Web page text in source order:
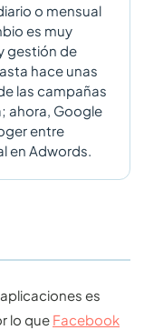
o mensual
es muy
gestión de
hace unas
las campañas
ahora, Google
entre
en Adwords.
es
lo que Facebook